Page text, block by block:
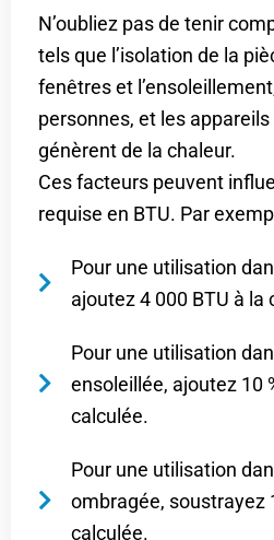
N’oubliez pas de tenir
tels que l’isolation de la
fenêtres et
personnes, et les
génèrent de la chaleur.
Ces facteurs peuvent
requise en BTU. Par
Pour une utilisation
ajoutez 4 000 BTU à la
Pour une utilisation
ensoleillée, ajoutez 10
calculée.
Pour une utilisation
ombragée, soustrayez
calculée.